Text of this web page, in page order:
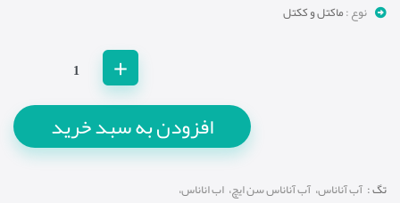
نوع :ماکتل و ککتل
+
تگ : آب آناناس، آب آناناس سن ایچ، اب اناناس،